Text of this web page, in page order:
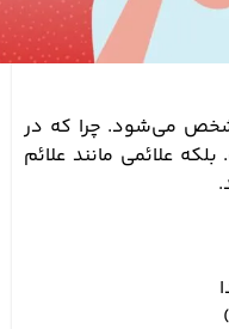
می‌شود. چرا که در
علائمی مانند علائم